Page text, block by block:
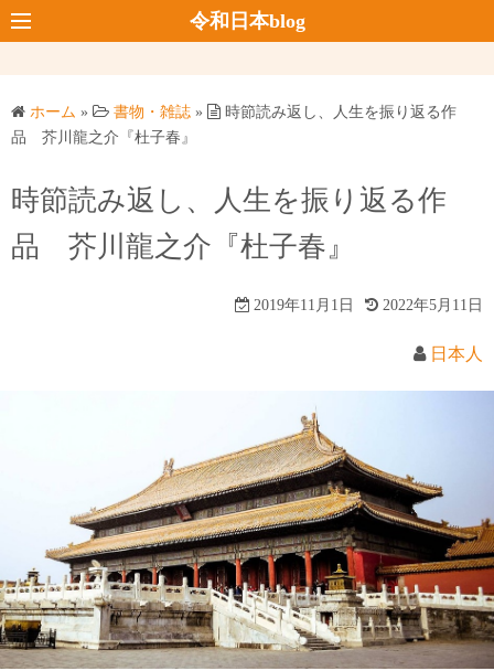
コ
ン
ツ
ス
キ
ッ
令和日本blog
ホーム » 書物・雑誌 »
時節読み返し、人生を振り返る作
品 芥川龍之介『杜子春』
時節読み返し、人生を振り返る作
品 芥川龍之介『杜子春』
2019年11月1日 2022年5月11日
日本人